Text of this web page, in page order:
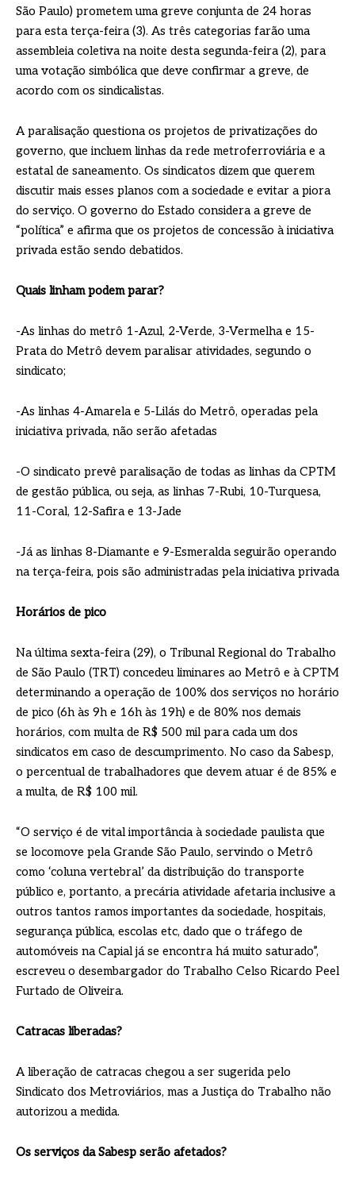
São Paulo) prometem uma greve conjunta de 24 horas
para esta terça-feira (3). As três categorias farão uma
assembleia coletiva na noite desta segunda-feira (2), para
uma votação simbólica que deve confirmar a greve, de
acordo com os sindicalistas.
A paralisação questiona os projetos de privatizações do
governo, que incluem linhas da rede metroferroviária e a
estatal de saneamento. Os sindicatos dizem que querem
discutir mais esses planos com a sociedade e evitar a piora
do serviço. O governo do Estado considera a greve de
“política” e afirma que os projetos de concessão à iniciativa
privada estão sendo debatidos.
Quais linham podem parar?
-As linhas do metrô 1-Azul, 2-Verde, 3-Vermelha e 15-
Prata do Metrô devem paralisar atividades, segundo o
sindicato;
-As linhas 4-Amarela e 5-Lilás do Metrô, operadas pela
iniciativa privada, não serão afetadas
-O sindicato prevê paralisação de todas as linhas da CPTM
de gestão pública, ou seja, as linhas 7-Rubi, 10-Turquesa,
11-Coral, 12-Safira e 13-Jade
-Já as linhas 8-Diamante e 9-Esmeralda seguirão operando
na terça-feira, pois são administradas pela iniciativa privada
Horários de pico
Na última sexta-feira (29), o Tribunal Regional do Trabalho
de São Paulo (TRT) concedeu liminares ao Metrô e à CPTM
determinando a operação de 100% dos serviços no horário
de pico (6h às 9h e 16h às 19h) e de 80% nos demais
horários, com multa de R$ 500 mil para cada um dos
sindicatos em caso de descumprimento. No caso da Sabesp,
o percentual de trabalhadores que devem atuar é de 85% e
a multa, de R$ 100 mil.
“O serviço é de vital importância à sociedade paulista que
se locomove pela Grande São Paulo, servindo o Metrô
como ‘coluna vertebral’ da distribuição do transporte
público e, portanto, a precária atividade afetaria inclusive a
outros tantos ramos importantes da sociedade, hospitais,
segurança pública, escolas etc, dado que o tráfego de
automóveis na Capial já se encontra há muito saturado”,
escreveu o desembargador do Trabalho Celso Ricardo Peel
Furtado de Oliveira.
Catracas liberadas?
A liberação de catracas chegou a ser sugerida pelo
Sindicato dos Metroviários, mas a Justiça do Trabalho não
autorizou a medida.
Os serviços da Sabesp serão afetados?